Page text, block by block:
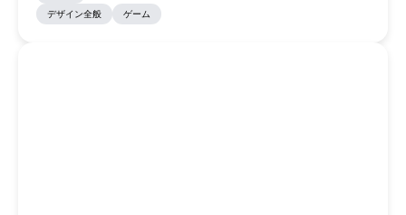
デザイン全般
ゲーム